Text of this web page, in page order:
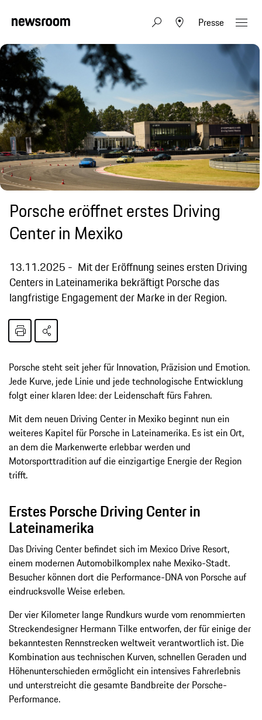
Presse
Porsche eröffnet erstes Driving
Center in Mexiko
13.11.2025
Mit der Eröffnung seines ersten Driving
Centers in Lateinamerika bekräftigt Porsche das
langfristige Engagement der Marke in der Region.
Porsche steht seit jeher für Innovation, Präzision und Emotion.
Jede Kurve, jede Linie und jede technologische Entwicklung
folgt einer klaren Idee: der Leidenschaft fürs Fahren.
Mit dem neuen Driving Center in Mexiko beginnt nun ein
weiteres Kapitel für Porsche in Lateinamerika. Es ist ein Ort,
an dem die Markenwerte erlebbar werden und
Motorsporttradition auf die einzigartige Energie der Region
trifft.
Erstes Porsche Driving Center in
Lateinamerika
Das Driving Center befindet sich im Mexico Drive Resort,
einem modernen Automobilkomplex nahe Mexiko-Stadt.
Besucher können dort die Performance-DNA von Porsche auf
eindrucksvolle Weise erleben.
Der vier Kilometer lange Rundkurs wurde vom renommierten
Streckendesigner Hermann Tilke entworfen, der für einige der
bekanntesten Rennstrecken weltweit verantwortlich ist. Die
Kombination aus technischen Kurven, schnellen Geraden und
Höhenunterschieden ermöglicht ein intensives Fahrerlebnis
und unterstreicht die gesamte Bandbreite der Porsche-
Performance.